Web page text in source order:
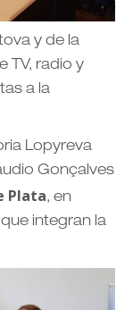
y de la
TV, radio y
a la
Lopyreva
Gonçalves
Plata, en
integran la